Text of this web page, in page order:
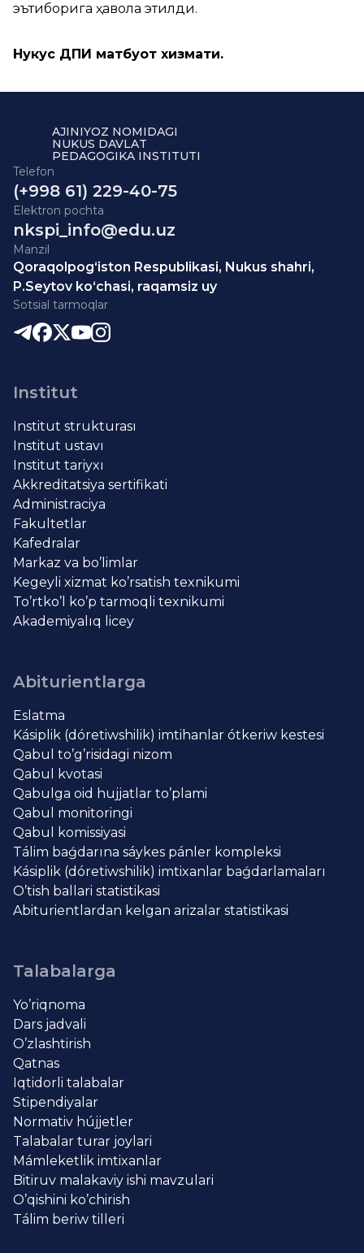
эътиборига ҳавола этилди.
Нукус ДПИ матбуот хизмати.
AJINIYOZ NOMIDAGI
NUKUS DAVLAT
PEDAGOGIKA INSTITUTI
Telefon
(+998 61) 229-40-75
Elektron pochta
nkspi_info@edu.uz
Manzil
Qoraqolpog‘iston Respublikasi, Nukus shahri,
P.Seytov ko‘chasi, raqamsiz uy
Sotsial tarmoqlar
Institut
Institut strukturası
Institut ustavı
Institut tariyxı
Akkreditatsiya sertifikati
Administraciya
Fakultetlar
Kafedralar
Markaz va bo’limlar
Kegeyli xizmat ko’rsatish texnikumi
To’rtko’l ko’p tarmoqli texnikumi
Akademiyalıq licey
Abiturientlarga
Eslatma
Kásiplik (dóretiwshilik) imtihanlar ótkeriw kestesi
Qabul to’g’risidagi nizom
Qabul kvotasi
Qabulga oid hujjatlar to’plami
Qabul monitoringi
Qabul komissiyasi
Tálim baǵdarına sáykes pánler kompleksi
Kásiplik (dóretiwshilik) imtixanlar baǵdarlamaları
O’tish ballari statistikasi
Abiturientlardan kelgan arizalar statistikasi
Talabalarga
Yo’riqnoma
Dars jadvali
O’zlashtirish
Qatnas
Iqtidorli talabalar
Stipendiyalar
Normativ hújjetler
Talabalar turar joylari
Mámleketlik imtixanlar
Bitiruv malakaviy ishi mavzulari
O’qishini ko’chirish
Tálim beriw tilleri